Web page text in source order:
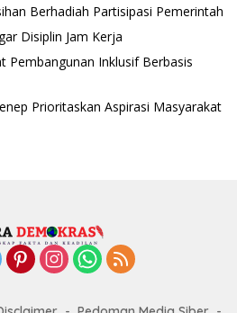
Berhadiah Partisipasi Pemerintah
Disiplin Jam Kerja
Pembangunan Inklusif Berbasis
Prioritaskan Aspirasi Masyarakat